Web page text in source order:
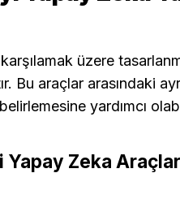
üzere
Bu araçlar arasındaki
yardımcı
Yapay Zeka